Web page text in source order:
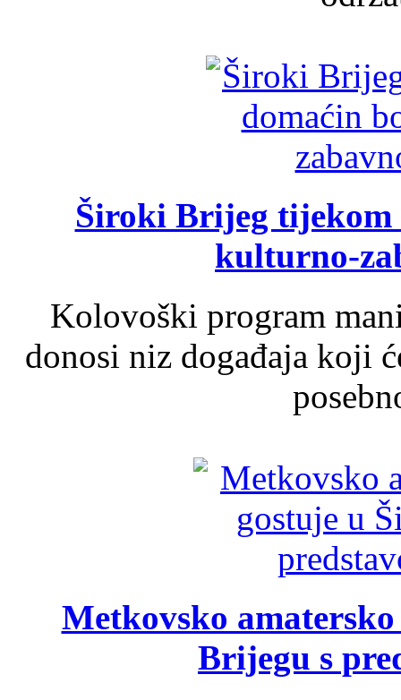
Široki Brijeg tijekom
kulturno-
Kolovoški program
donosi niz događaja koji
Metkovsko
Brijegu s